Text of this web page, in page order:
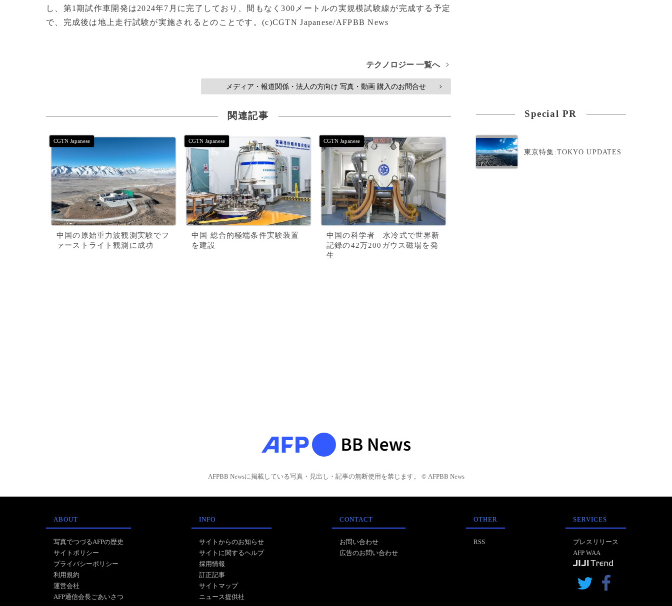
し、第1期試作車開発は2024年7月に完了しており、間もなく300メートルの実規模試験線が完成する予定
で、完成後は地上走行試験が実施されるとのことです。(c)CGTN Japanese/AFPBB News
テクノロジー 一覧へ >
メディア・報道関係・法人の方向け 写真・動画 購入のお問合せ >
関連記事
中国の原始重力波観測実験でフ
ァーストライト観測に成功
中国 総合的極端条件実験装置
を建設
中国の科学者 水冷式で世界新
記録の42万200ガウス磁場を発
生
Special PR
東京特集:TOKYO UPDATES
AFPBB Newsに掲載している写真・見出し・記事の無断使用を禁じます。 © AFPBB News
ABOUT
写真でつづるAFPの歴史
サイトポリシー
プライバシーポリシー
利用規約
運営会社
AFP通信会長ごあいさつ
INFO
サイトからのお知らせ
サイトに関するヘルプ
採用情報
訂正記事
サイトマップ
ニュース提供社
CONTACT
お問い合わせ
広告のお問い合わせ
OTHER
RSS
SERVICES
プレスリリース
AFP WAA